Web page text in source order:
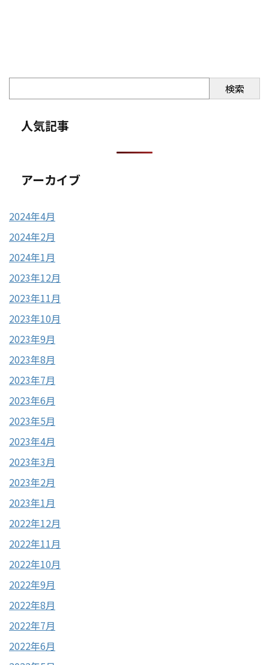
検索
人気記事
アーカイブ
2024年4月
2024年2月
2024年1月
2023年12月
2023年11月
2023年10月
2023年9月
2023年8月
2023年7月
2023年6月
2023年5月
2023年4月
2023年3月
2023年2月
2023年1月
2022年12月
2022年11月
2022年10月
2022年9月
2022年8月
2022年7月
2022年6月